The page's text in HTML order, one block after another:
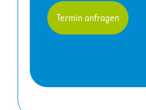
Termin anfragen